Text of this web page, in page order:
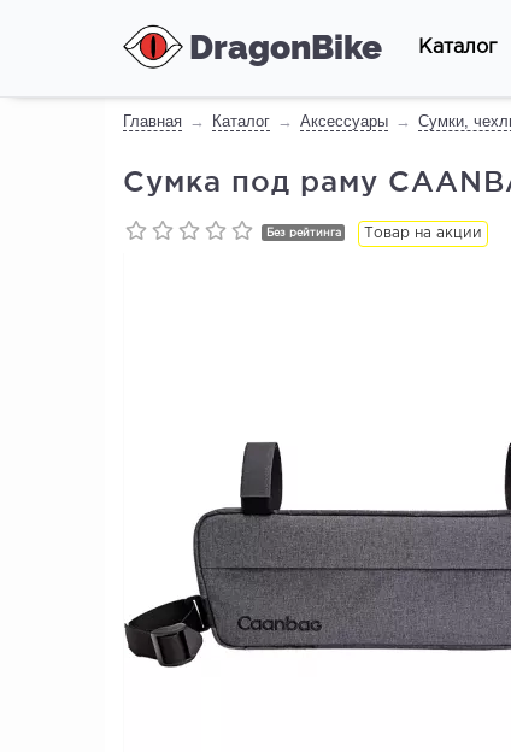
DragonBike Каталог
Главная Каталог Аксессуары Сумки,
Сумка под раму
Без рейтинга Товар на акции